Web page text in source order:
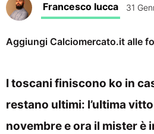
Francesco Iucca 31
Aggiungi Calciomercato.it alle
I toscani finiscono ko in
restano ultimi: l’ultima
novembre e ora il mister è